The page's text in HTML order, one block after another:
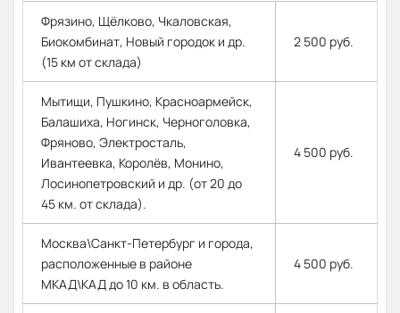
Фрязино, Щёлково, Чкаловская,
Биокомбинат, Новый городок и др.
(15 км от склада)
2 500 руб.
Мытищи, Пушкино, Красноармейск,
Балашиха, Ногинск, Черноголовка,
Фряново, Электросталь,
Ивантеевка, Королёв, Монино,
Лосинопетровский и др. (от 20 до
45 км. от склада).
4 500 руб.
Москва\Санкт-Петербург и города,
расположенные в районе
МКАД\КАД до 10 км. в область.
4 500 руб.